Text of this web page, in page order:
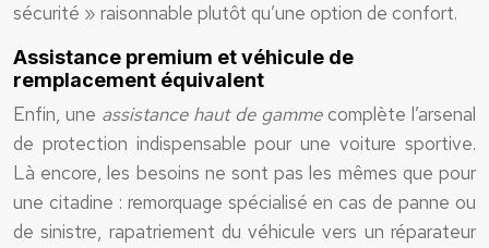
sécurité » raisonnable plutôt qu’une option de confort.
Assistance premium et véhicule de
remplacement équivalent
Enfin, une assistance haut de gammecomplète l’arsenal
de protection indispensable pour une voiture sportive.
Là encore, les besoins ne sont pas les mêmes que pour
une citadine : remorquage spécialisé en cas de panne ou
de sinistre, rapatriement du véhicule vers un réparateur